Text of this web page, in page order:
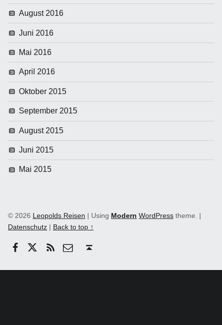
August 2016
Juni 2016
Mai 2016
April 2016
Oktober 2015
September 2015
August 2015
Juni 2015
Mai 2015
© 2026 Leopolds Reisen | Using Modern WordPress theme. |
Datenschutz | Back to top ↑